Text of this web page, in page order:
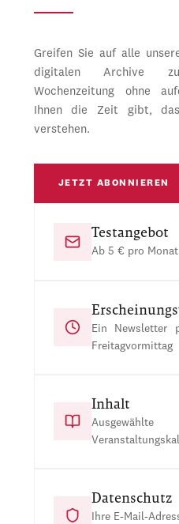
Greifen Sie auf alle
digitalen Archive
Wochenzeitung ohne
Ihnen die Zeit gibt,
verstehen.
JETZT ABONNIEREN
Testangebot
Ab 5 € pro Monat
Ein Newsletter
Freitagvormittag
Inhalt
Datenschutz
Ihre E-Mail-